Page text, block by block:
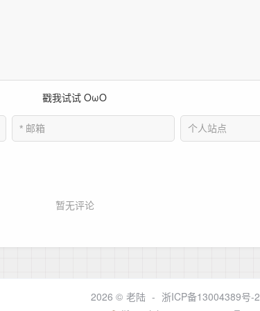
2026 © 老陆 - 浙ICP备13004389号-2